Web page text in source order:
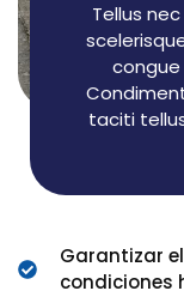
Tellus
congue
taciti
Garantizar
condiciones